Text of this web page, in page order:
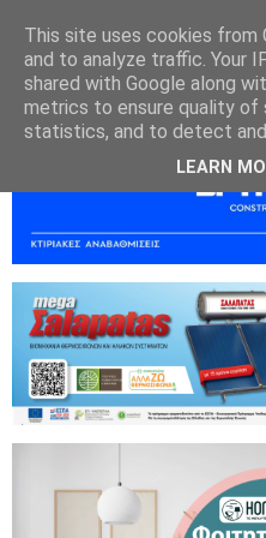
This site uses cookies
and to analyze traffic. Your
shared with Google along
metrics to ensure quality of
statistics, and to detect and
LEARN